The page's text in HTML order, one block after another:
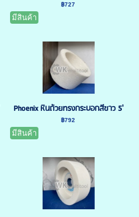
฿727
มีสินค้า
Phoenix หินถ้วยทรงกระบอกสีขาว 5'
฿792
มีสินค้า